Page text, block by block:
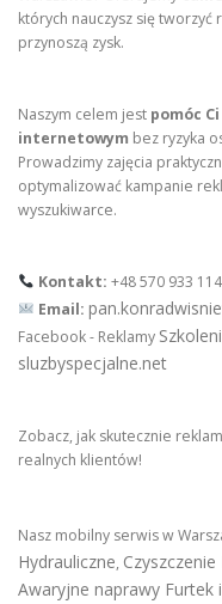
których nauczysz się
przynoszą zysk.
Naszym celem jest pomóc
internetowym bez ryzyka
Prowadzimy zajęcia
optymalizować kampanie
wyszukiwarce.
Kontakt: +48 570 933 114
Email:
Facebook - Reklamy
sluzbyspecjalne.net
Zobacz, jak skutecznie
realnych klientów!
Nasz mobilny serwis w
Hydrauliczne, Czyszczenie
Awaryjne naprawy Furtek